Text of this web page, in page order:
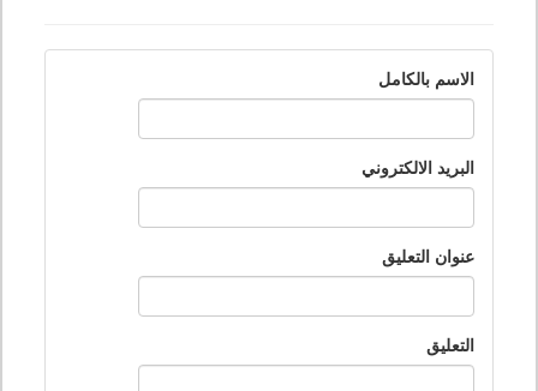
الاسم بالكامل
البريد الالكتروني
عنوان التعليق
التعليق